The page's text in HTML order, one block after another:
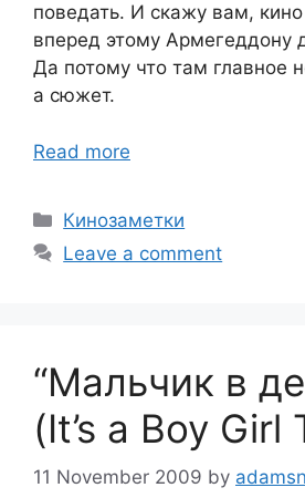
поведать. И скажу вам, кино
вперед этому Армегеддону
Да потому что там главное
а сюжет.
Read more
Categories
Кинозаметки
Leave a comment
“Мальчик в
(It’s a Boy Girl
11 November 2009 by